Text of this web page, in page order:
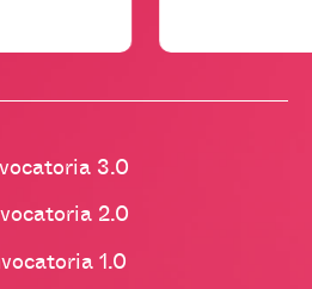
Linkedin 3.0
2.0
1.0